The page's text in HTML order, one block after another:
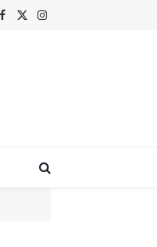
Facebook
X
Instagram